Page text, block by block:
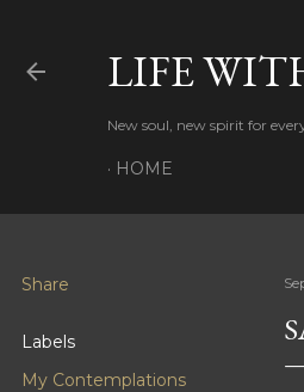
LIFE
New soul, new spirit for
HOME
Share
Labels
My Contemplations